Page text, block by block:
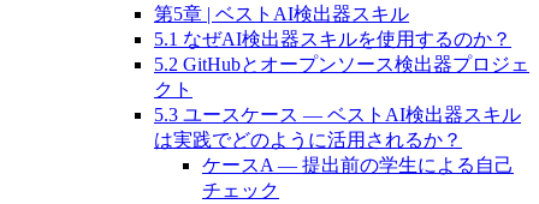
第5章 | ベストAI検出器スキル
5.1 なぜAI検出器スキルを使用するのか？
5.2 GitHubとオープンソース検出器プロジェ
クト
5.3 ユースケース — ベストAI検出器スキル
は実践でどのように活用されるか？
ケースA — 提出前の学生による自己
チェック